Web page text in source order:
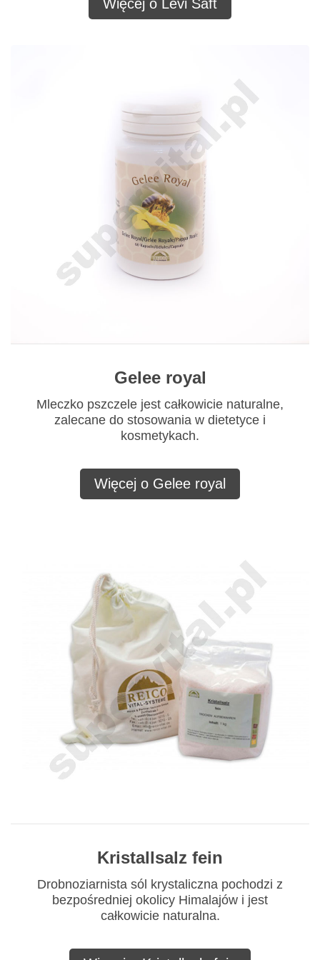
Więcej o Levi Saft
Gelee royal
Mleczko pszczele jest całkowicie naturalne,
zalecane do stosowania w dietetyce i
kosmetykach.
Więcej o Gelee royal
Kristallsalz fein
Drobnoziarnista sól krystaliczna pochodzi z
bezpośredniej okolicy Himalajów i jest
całkowicie naturalna.